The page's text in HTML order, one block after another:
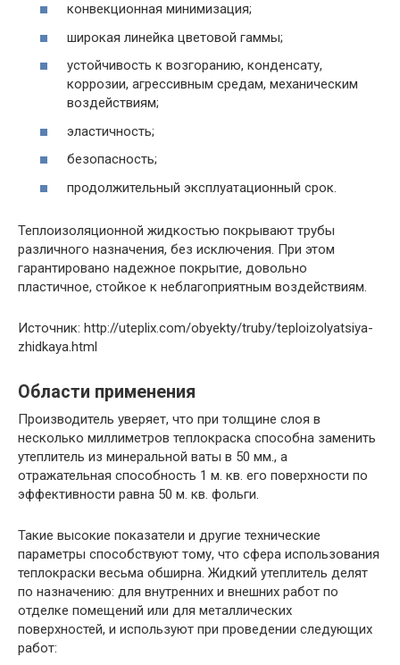
конвекционная минимизация;
широкая линейка цветовой гаммы;
устойчивость к возгоранию, конденсату,
коррозии, агрессивным средам, механическим
воздействиям;
эластичность;
безопасность;
продолжительный эксплуатационный срок.
Теплоизоляционной жидкостью покрывают трубы
различного назначения, без исключения. При этом
гарантировано надежное покрытие, довольно
пластичное, стойкое к неблагоприятным воздействиям.
Источник: http://uteplix.com/obyekty/truby/teploizolyatsiya-
zhidkaya.html
Области применения
Производитель уверяет, что при толщине слоя в
несколько миллиметров теплокраска способна заменить
утеплитель из минеральной ваты в 50 мм., а
отражательная способность 1 м. кв. его поверхности по
эффективности равна 50 м. кв. фольги.
Такие высокие показатели и другие технические
параметры способствуют тому, что сфера использования
теплокраски весьма обширна. Жидкий утеплитель делят
по назначению: для внутренних и внешних работ по
отделке помещений или для металлических
поверхностей, и используют при проведении следующих
работ: